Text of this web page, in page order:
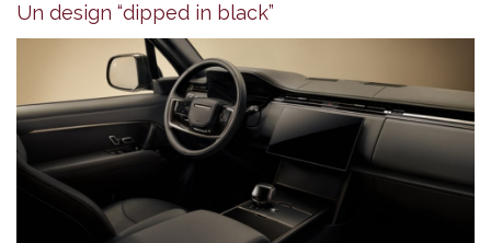
Un design “dipped in black”